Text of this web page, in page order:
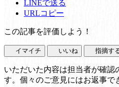
LINEで送る
URLコピー
この記事を評価しよう！
イマイチ いいね 指摘す
いただいた内容は担当者が確認
す。個々のご意見にはお返事で